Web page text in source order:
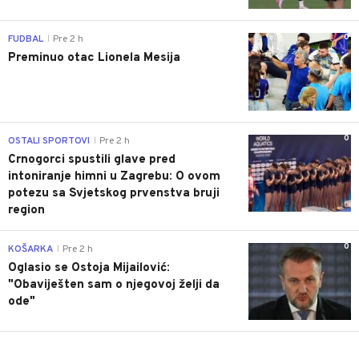
0
FUDBAL Pre 2 h
Preminuo otac Lionela Mesija
0
OSTALI SPORTOVI Pre 2 h
Crnogorci spustili glave pred
intoniranje himni u Zagrebu: O ovom
potezu sa Svjetskog prvenstva bruji
region
0
KOŠARKA Pre 2 h
Oglasio se Ostoja Mijailović:
"Obaviješten sam o njegovoj želji da
ode"